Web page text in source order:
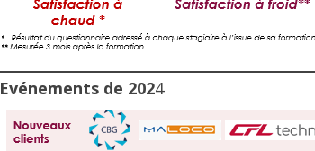
Evénements de 2024